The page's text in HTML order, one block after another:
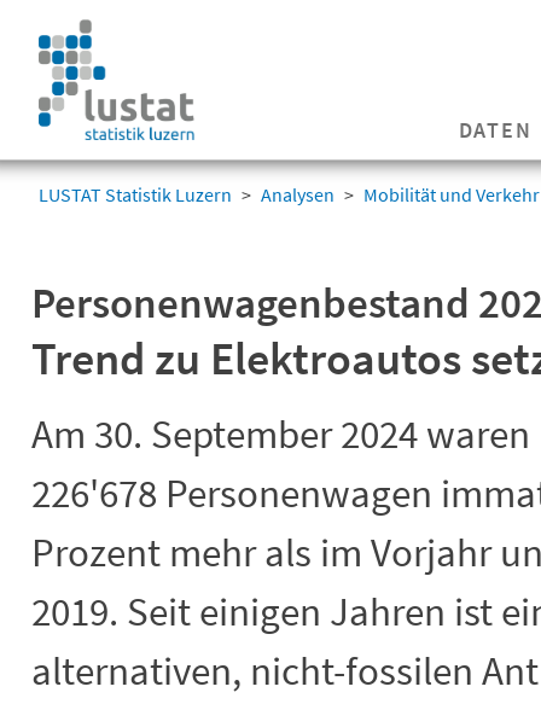
DATEN
LUSTAT Statistik Luzern Analysen Mobilität und Verkehr
Personenwagenbestand
Trend zu Elektroautos
Am 30. September 2024
226'678 Personenwagen
Prozent mehr als im Vorjahr
2019. Seit einigen Jahren ist
alternativen, nicht-fossilen